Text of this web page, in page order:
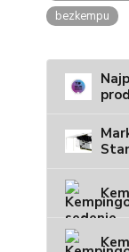
bezkempu